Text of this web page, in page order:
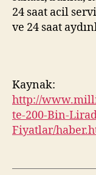
24 saat acil
ve 24 saat
Kaynak:
http://
te-200-Bin-
Fiyatlar/